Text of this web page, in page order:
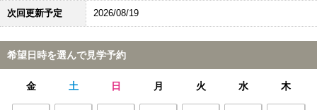
次回更新予定 2026/08/19
希望日時を選んで見学予約
金 土 日 月 火 水 木